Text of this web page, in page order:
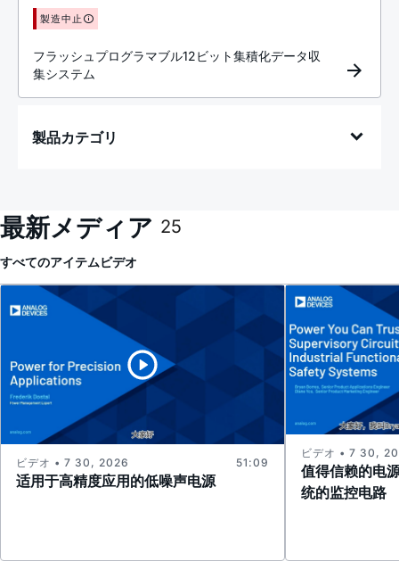
製造中止
フラッシュプログラマブル12ビット集積化データ収
集システム
製品カテゴリ
最新メディア 25
すべてのアイテムビデオ
适用于高精度应用的低噪声电源
ビデオ • 7 30, 2026 51:09
值得信赖的电
统的监控电路
ビデオ • 7 30,